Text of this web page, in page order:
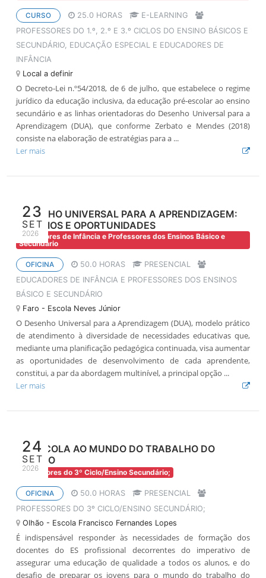
CURSO 25.0 HORAS
E-LEARNING
PROFESSORES DO 1.º, 2.º E 3.º CICLOS DO ENSINO BÁSICOS E
SECUNDÁRIO, EDUCAÇÃO ESPECIAL E EDUCADORES DE
INFÂNCIA
Local a definir
O Decreto-Lei n.º54/2018, de 6 de julho, que estabelece o regime
jurídico da educação inclusiva, da educação pré-escolar ao ensino
secundário e as linhas orientadoras do Desenho Universal para a
Aprendizagem (DUA), que conforme Zerbato e Mendes (2018)
consiste na elaboração de estratégias para a ...
Ler mais
23
SET
2026
DESENHO UNIVERSAL PARA A APRENDIZAGEM:
DESAFIOS E OPORTUNIDADES
Educadores de Infância e Professores dos Ensinos Básico e
Secundário
OFICINA 50.0 HORAS
PRESENCIAL
EDUCADORES DE INFÂNCIA E PROFESSORES DOS ENSINOS
BÁSICO E SECUNDÁRIO
Faro - Escola Neves Júnior
O Desenho Universal para a Aprendizagem (DUA), modelo prático
de atendimento à diversidade de necessidades educativas que,
mediante uma planificação pedagógica continuada, visa aumentar
as oportunidades de desenvolvimento de cada aprendente,
constitui, a par da abordagem multinível, a principal opção ...
Ler mais
24
SET
2026
DA ESCOLA AO MUNDO DO TRABALHO DO
FUTURO
Professores do 3º Ciclo/Ensino Secundário;
OFICINA 50.0 HORAS
PRESENCIAL
PROFESSORES DO 3º CICLO/ENSINO SECUNDÁRIO;
Olhão - Escola Francisco Fernandes Lopes
É indispensável responder às necessidades de formação dos
docentes do ES profissional decorrentes do imperativo de
assegurar uma educação de qualidade a todos os alunos, e do
desafio de preparar os jovens para o mundo do trabalho do